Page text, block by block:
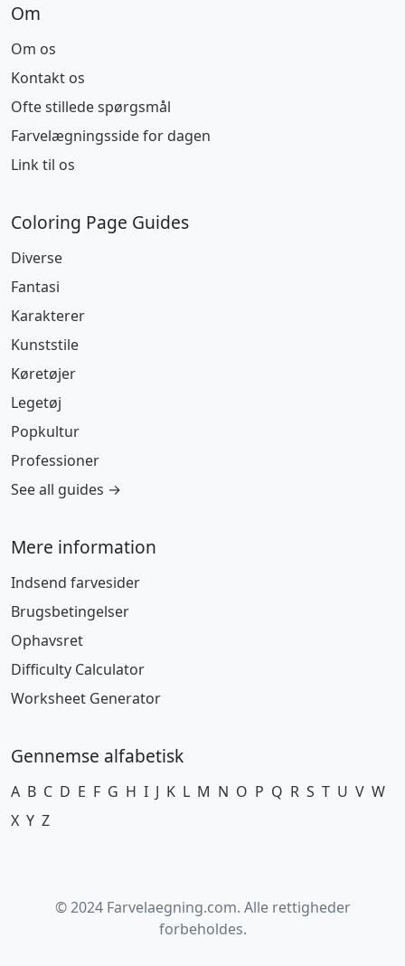
Om
Om os
Kontakt os
Ofte stillede spørgsmål
Farvelægningsside for dagen
Link til os
Coloring Page Guides
Diverse
Fantasi
Karakterer
Kunststile
Køretøjer
Legetøj
Popkultur
Professioner
See all guides →
Mere information
Indsend farvesider
Brugsbetingelser
Ophavsret
Difficulty Calculator
Worksheet Generator
Gennemse alfabetisk
A B C D E F G H I J K L M N O P Q R S T U V W
X Y Z
© 2024 Farvelaegning.com. Alle rettigheder
forbeholdes.